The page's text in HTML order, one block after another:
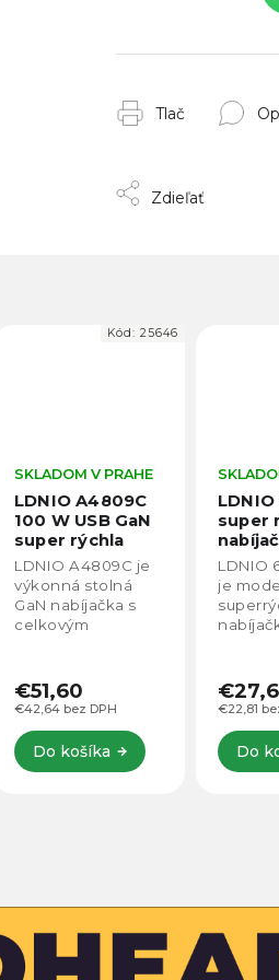
Tlač
Zdieľať
LDNIO 65W PD
super rýchla
nabíjačka Q7
SKLADOM V PRAHE
€22,81 bez DPH
€27,60
Do košíka
LDNIO 65W PD Q7
je moderná
superrýchla
nabíjačka s
problémov
zvládne aj rýchle
notebookov.
Ponúka 2× USB-C,
Kód:26076
LDNIO
super
€39,34
Do
LDNIO
škály
po